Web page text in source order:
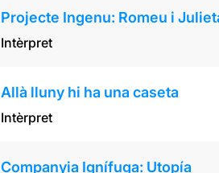
Projecte Ingenu: Romeu i
Intèrpret
Allà lluny hi ha una caseta
Intèrpret
Companyia Ignífuga: Utopía